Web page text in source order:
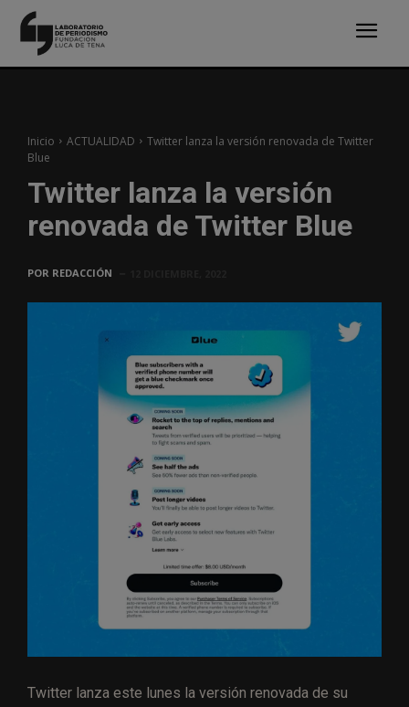
Inicio ACTUALIDAD
Twitter lanza la versión renovada de Twitter
Blue
Twitter lanza la versión
renovada de Twitter Blue
POR REDACCIÓN
Twitter lanza este lunes la versión renovada de su